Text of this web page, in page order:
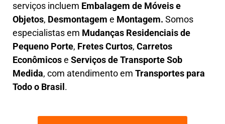
serviços incluem Embalagem de Móveis e
Objetos, Desmontagem e Montagem. Somos
especialistas em Mudanças Residenciais de
Pequeno Porte, Fretes Curtos, Carretos
Econômicose Serviços de Transporte Sob
Medida, com atendimento em Transportes para
Todo o Brasil .